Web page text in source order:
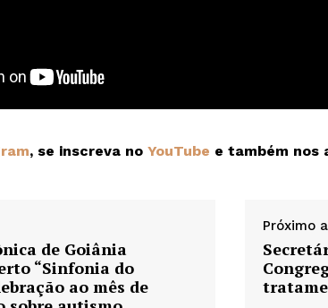
, se inscreva no YouTube e também nos
de Goiânia
“Sinfonia do
ao mês de
Próximo